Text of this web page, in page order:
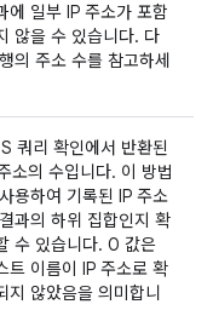
에 일부 IP 주소가 포함
않을 수 있습니다. 다
의 주소 수를 참고하세
쿼리 확인에서 반환된
소의 수입니다. 이 방법
용하여 기록된 IP 주소
과의 하위 집합인지 확
수 있습니다. 0 값은
트 이름이 IP 주소로 확
지 않았음을 의미합니